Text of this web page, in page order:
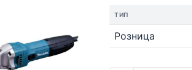
ТИП
Розница